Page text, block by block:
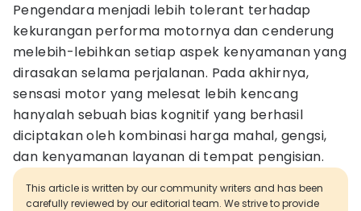
Pengendara menjadi lebih tolerant terhadap
kekurangan performa motornya dan cenderung
melebih-lebihkan setiap aspek kenyamanan yang
dirasakan selama perjalanan. Pada akhirnya,
sensasi motor yang melesat lebih kencang
hanyalah sebuah bias kognitif yang berhasil
diciptakan oleh kombinasi harga mahal, gengsi,
dan kenyamanan layanan di tempat pengisian.
This article is written by our community writers and has been
carefully reviewed by our editorial team. We strive to provide